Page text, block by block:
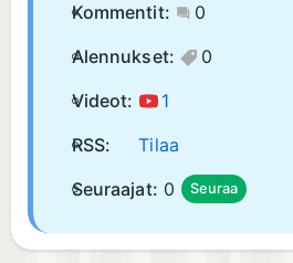
Kommentit:
0
Alennukset:
0
Videot:
1
RSS:
Tilaa
Seuraajat: 0 Seuraa